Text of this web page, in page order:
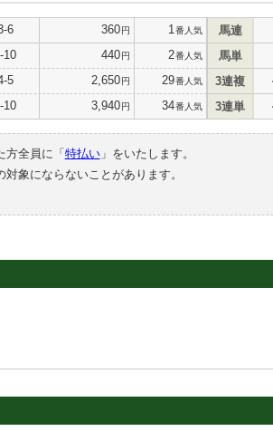
6 360円 1 番人気
10 440円 2番人気
5 2,650円 29番人気
10 3,940円 34番人気
馬連
馬単
3連複
3連単
方全員に「 特払い」をいたします。
対象にならないことがあります。